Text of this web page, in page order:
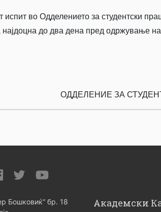
во Одделението за студентски
до два дена пред одржување на
ОДДЕЛЕНИЕ ЗА
Бошковиќ“ бр. 18
Академски